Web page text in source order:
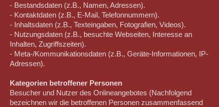
- Bestandsdaten (z.B., Namen, Adressen).
- Kontaktdaten (z.B., E-Mail, Telefonnummern).
- Inhaltsdaten (z.B., Texteingaben, Fotografien, Videos).
- Nutzungsdaten (z.B., besuchte Webseiten, Interesse an
Inhalten, Zugriffszeiten).
- Meta-/Kommunikationsdaten (z.B., Geräte-Informationen, IP-
Adressen).
Kategorien betroffener Personen
Besucher und Nutzer des Onlineangebotes (Nachfolgend
bezeichnen wir die betroffenen Personen zusammenfassend